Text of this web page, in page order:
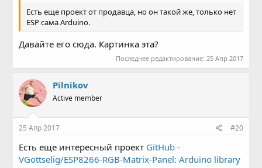
Есть еще проект от продавца, но он такой же, только нет
ESP сама Arduino.
Давайте его сюда. Картинка эта?
Последнее редактирование: 25 Апр 2017
Pilnikov
Active member
25 Апр 2017 #20
Есть еще интересный проект GitHub -
VGottselig/ESP8266-RGB-Matrix-Panel: Arduino library